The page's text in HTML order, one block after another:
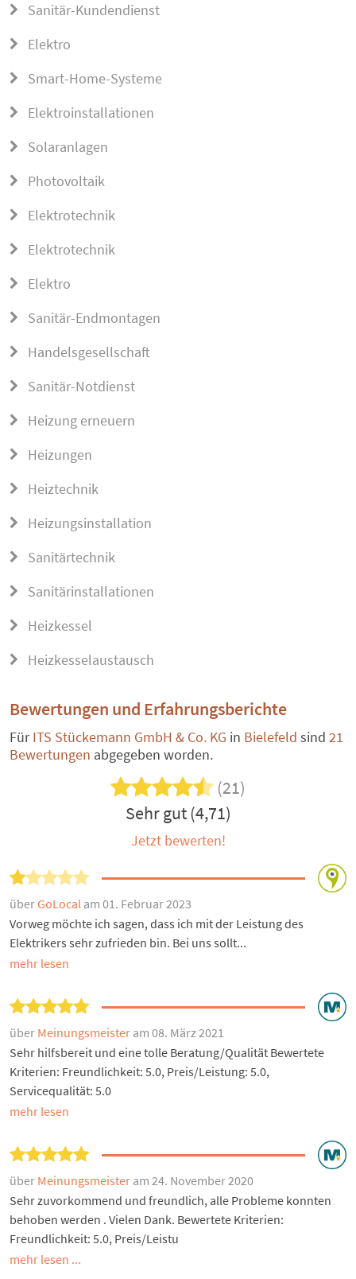
Sanitär-Kundendienst
Elektro
Smart-Home-Systeme
Elektroinstallationen
Solaranlagen
Photovoltaik
Elektrotechnik
Elektrotechnik
Elektro
Sanitär-Endmontagen
Handelsgesellschaft
Sanitär-Notdienst
Heizung erneuern
Heizungen
Heiztechnik
Heizungsinstallation
Sanitärtechnik
Sanitärinstallationen
Heizkessel
Heizkesselaustausch
Bewertungen und Erfahrungsberichte
FürITS Stückemann GmbH & Co. KG in Bielefeld sind 21
Bewertungen abgegeben worden.
(21)
Sehr gut (4,71)
Jetzt bewerten!
überGoLocal am 01. Februar 2023
Vorweg möchte ich sagen, dass ich mit der Leistung des
Elektrikers sehr zufrieden bin. Bei uns sollt...
mehr lesen
über Meinungsmeister am 08. März 2021
Sehr hilfsbereit und eine tolle Beratung/Qualität Bewertete
Kriterien: Freundlichkeit: 5.0, Preis/Leistung: 5.0,
Servicequalität: 5.0
mehr lesen
über Meinungsmeister am 24. November 2020
Sehr zuvorkommend und freundlich, alle Probleme konnten
behoben werden . Vielen Dank. Bewertete Kriterien:
Freundlichkeit: 5.0, Preis/Leistu
mehr lesen ...